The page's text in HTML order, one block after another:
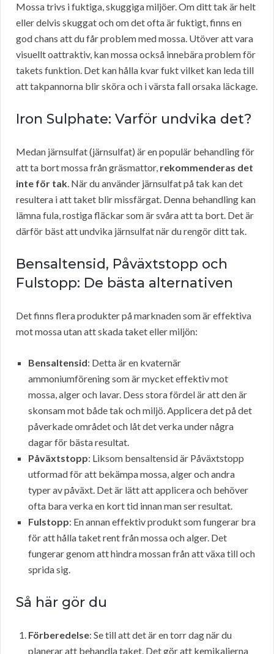
Mossa trivs i fuktiga, skuggiga miljöer. Om ditt tak är helt
eller delvis skuggat och om det ofta är fuktigt, finns en
god chans att du får problem med mossa. Utöver att vara
visuellt oattraktiv, kan mossa också innebära problem för
takets funktion. Det kan hålla kvar fukt vilket kan leda till
att takpannorna blir sköra och i värsta fall orsaka läckage.
Iron Sulphate: Varför undvika det?
Medan järnsulfat (järnsulfat) är en populär behandling för
att ta bort mossa från gräsmattor, rekommenderas det
inte för tak. När du använder järnsulfat på tak kan det
resultera i att taket blir missfärgat. Denna behandling kan
lämna fula, rostiga fläckar som är svåra att ta bort. Det är
därför bäst att undvika järnsulfat när du rengör ditt tak.
Bensaltensid, Påväxtstopp och
Fulstopp: De bästa alternativen
Det finns flera produkter på marknaden som är effektiva
mot mossa utan att skada taket eller miljön:
Bensaltensid: Detta är en kvaternär
ammoniumförening som är mycket effektiv mot
mossa, alger och lavar. Dess stora fördel är att den är
skonsam mot både tak och miljö. Applicera det på det
påverkade området och låt det verka under några
dagar för bästa resultat.
Påväxtstopp: Liksom bensaltensid är Påväxtstopp
utformad för att bekämpa mossa, alger och andra
typer av påväxt. Det är lätt att applicera och behöver
ofta bara verka en kort tid innan man ser resultat.
Fulstopp: En annan effektiv produkt som fungerar bra
för att hålla taket rent från mossa och alger. Det
fungerar genom att hindra mossan från att växa till och
sprida sig.
Så här gör du
Förberedelse: Se till att det är en torr dag när du
planerar att behandla taket. Det gör att kemikalierna